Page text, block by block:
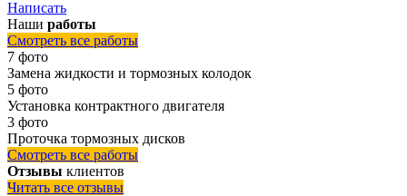
Написать
Наши работы
Смотреть все работы
7 фото
Замена жидкости и тормозных колодок
5 фото
Установка контрактного двигателя
3 фото
Проточка тормозных дисков
Смотреть все работы
Отзывы клиентов
Читать все отзывы